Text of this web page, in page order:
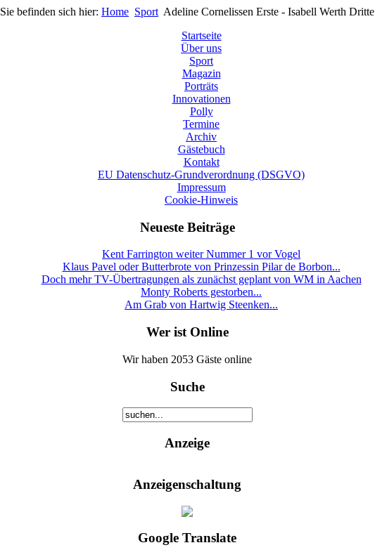
Sie befinden sich hier: Home Sport Adeline Cornelissen Erste - Isabell Werth Dritte
Startseite
Über uns
Sport
Magazin
Porträts
Innovationen
Polly
Termine
Archiv
Gästebuch
Kontakt
EU Datenschutz-Grundverordnung (DSGVO)
Impressum
Cookie-Hinweis
Neueste Beiträge
Kent Farrington weiter Nummer 1 vor Vogel
Klaus Pavel oder Butterbrote von Prinzessin Pilar de Borbon...
Doch mehr TV-Übertragungen als zunächst geplant von WM in Aachen
Monty Roberts gestorben...
Am Grab von Hartwig Steenken...
Wer ist Online
Wir haben 2053 Gäste online
Suche
Anzeige
Anzeigenschaltung
Google Translate